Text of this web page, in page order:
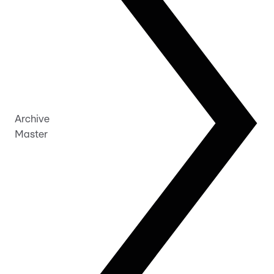
Archive
Master